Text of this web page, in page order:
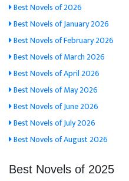
Best Novels of 2026
Best Novels of January 2026
Best Novels of February 2026
Best Novels of March 2026
Best Novels of April 2026
Best Novels of May 2026
Best Novels of June 2026
Best Novels of July 2026
Best Novels of August 2026
Best Novels of 2025